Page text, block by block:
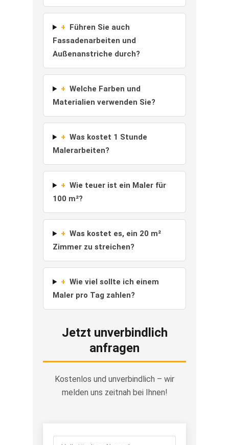
+ Führen Sie auch
Fassadenarbeiten und
Außenanstriche durch?
+ Welche Farben und
Materialien verwenden Sie?
+ Was kostet 1 Stunde
Malerarbeiten?
+ Wie teuer ist ein Maler für
100 m²?
+ Was kostet es, ein 20 m²
Zimmer zu streichen?
+ Wie viel sollte ich einem
Maler pro Tag zahlen?
Jetzt unverbindlich
anfragen
Kostenlos und unverbindlich – wir
melden uns zeitnah bei Ihnen!